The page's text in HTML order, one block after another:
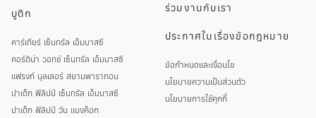
บูติก
คาร์เทียร์ เซ็นทรัล เอ็มบาสซี
คอร์ติน่า วอทช์ เซ็นทรัล เอ็มบาสซี
แฟรงก์ มุลเลอร์ สยามพารากอน
ปาเต็ก ฟิลิปป์ เซ็นทรัล เอ็มบาสซี
ปาเต็ก ฟิลิปป์ วัน แบงค็อก
ร่วมงานกับเรา
ประกาศในเรื่องข้อกฎหมาย
ข้อกำหนดและเงื่อนไข
นโยบายความเป็นส่วนตัว
นโยบายการใช้คุกกี้